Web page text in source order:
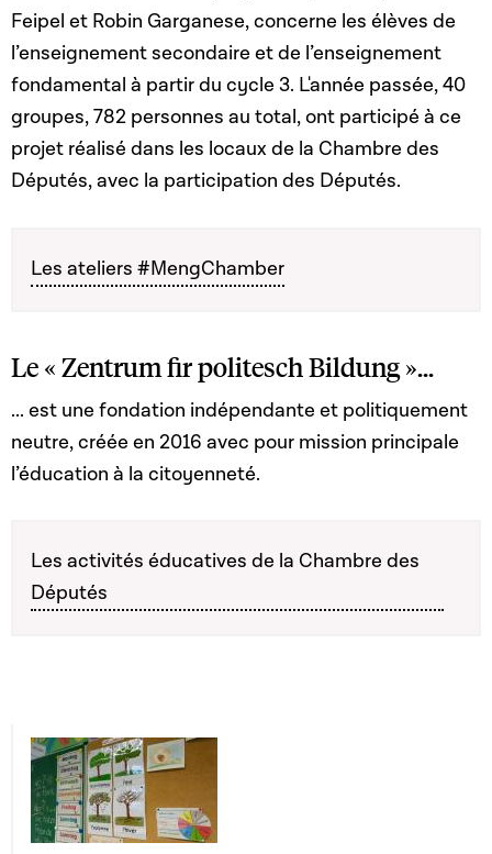
Feipel et Robin Garganese, concerne les élèves de
l’enseignement secondaire et de l’enseignement
fondamental à partir du cycle 3. L'année passée, 40
groupes, 782 personnes au total, ont participé à ce
projet réalisé dans les locaux de la Chambre des
Députés, avec la participation des Députés.
Les ateliers #MengChamber
Le « Zentrum fir politesch Bildung »...
... est une fondation indépendante et politiquement
neutre, créée en 2016 avec pour mission principale
l’éducation à la citoyenneté.
Les activités éducatives de la Chambre des
Députés